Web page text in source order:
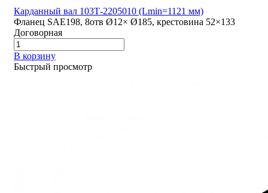
Карданный вал 103Т-2205010 (Lmin=1121 мм)
Фланец SAE198, 8отв Ø12× Ø185, крестовина 52×133
Договорная
В корзину
Быстрый просмотр